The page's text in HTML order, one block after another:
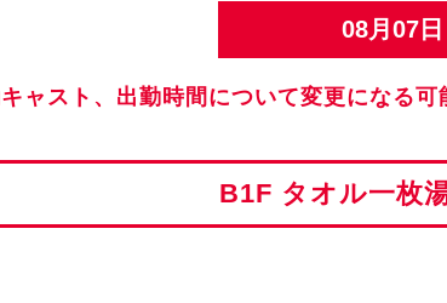
08月07日
ャスト、出勤時間について変更になる可
B1F タオル一枚